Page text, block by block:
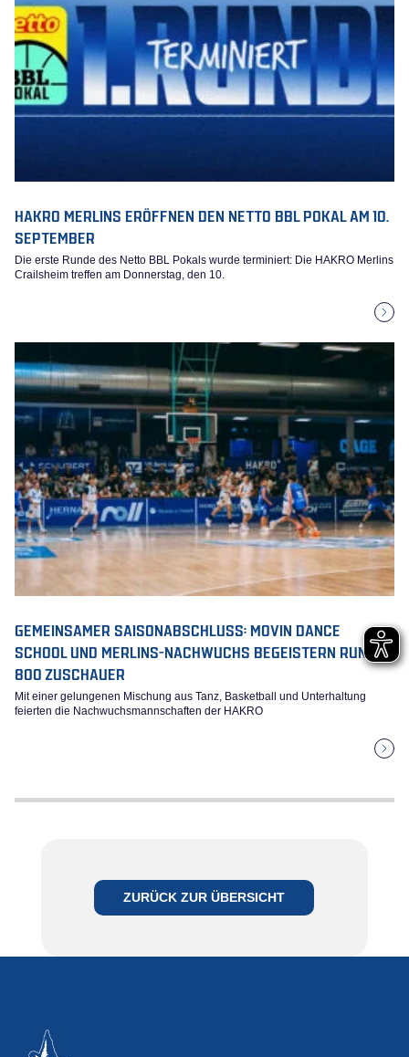
HAKRO MERLINS ERÖFFNEN DEN NETTO BBL POKAL AM 10.
SEPTEMBER
Die erste Runde des Netto BBL Pokals wurde terminiert: Die HAKRO Merlins
Crailsheim treffen am Donnerstag, den 10.
GEMEINSAMER SAISONABSCHLUSS: MOVIN DANCE
SCHOOL UND MERLINS-NACHWUCHS BEGEISTERN RUND
800 ZUSCHAUER
Mit einer gelungenen Mischung aus Tanz, Basketball und Unterhaltung
feierten die Nachwuchsmannschaften der HAKRO
ZURÜCK ZUR ÜBERSICHT